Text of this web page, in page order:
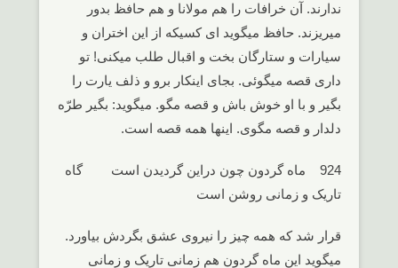
ندارند. آن خرافات را هم مولانا و هم حافظ بدور
میریزند. حافظ میگوید ای کسیکه از این اختران و
سیارات و ستارگان بخت و اقبال طلب میکنی! تو
داری قصه میگوئی. بجای اینکار برو و ذلف یارت را
بگیر و با او خوش باش و قصه مگو. میگوید: بگیر طرّه
دلدار و قصه مگوی. اینها همه قصه است.
924 ماه گردون چون دراین گردیدن است گاه
تاریک و زمانی روشن است
قرار شد که همه چیز را نیروی عشق بگردش بیاورد.
میگوید این ماه گردون هم زمانی تاریک و زمانی